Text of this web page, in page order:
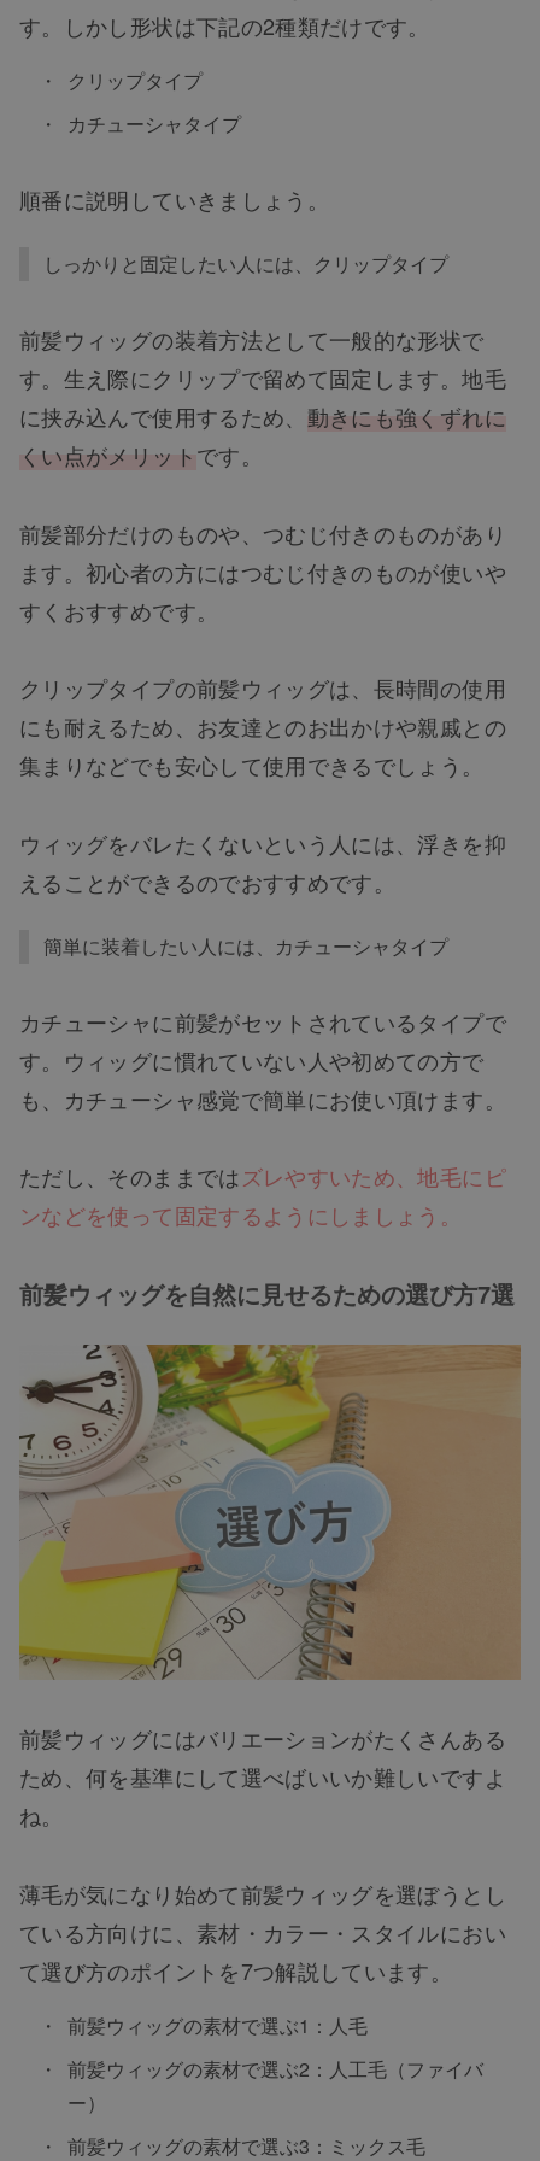
す。しかし形状は下記の2種類だけです。
クリップタイプ
カチューシャタイプ
順番に説明していきましょう。
しっかりと固定したい人には、クリップタイプ
前髪ウィッグの装着方法として一般的な形状で
す。生え際にクリップで留めて固定します。地毛
に挟み込んで使用するため、 動きにも強くずれに
くい点がメリットです。
前髪部分だけのものや、つむじ付きのものがあり
ます。初心者の方にはつむじ付きのものが使いや
すくおすすめです。
クリップタイプの前髪ウィッグは、長時間の使用
にも耐えるため、お友達とのお出かけや親戚との
集まりなどでも安心して使用できるでしょう。
ウィッグをバレたくないという人には、浮きを抑
えることができるのでおすすめです。
簡単に装着したい人には、カチューシャタイプ
カチューシャに前髪がセットされているタイプで
す。ウィッグに慣れていない人や初めての方で
も、カチューシャ感覚で簡単にお使い頂けます。
ただし、そのままでは ズレやすいため、地毛にピ
ンなどを使って固定するようにしましょう。
前髪ウィッグを自然に見せるための選び方7選
前髪ウィッグにはバリエーションがたくさんある
ため、何を基準にして選べばいいか難しいですよ
ね。
薄毛が気になり始めて前髪ウィッグを選ぼうとし
ている方向けに、素材・カラー・スタイルにおい
て選び方のポイントを7つ解説しています。
前髪ウィッグの素材で選ぶ1：人毛
前髪ウィッグの素材で選ぶ2：人工毛（ファイバ
ー）
前髪ウィッグの素材で選ぶ3：ミックス毛